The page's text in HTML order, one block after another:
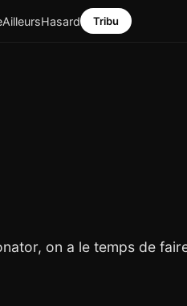
AilleursHasard Tribu
on a le temps de